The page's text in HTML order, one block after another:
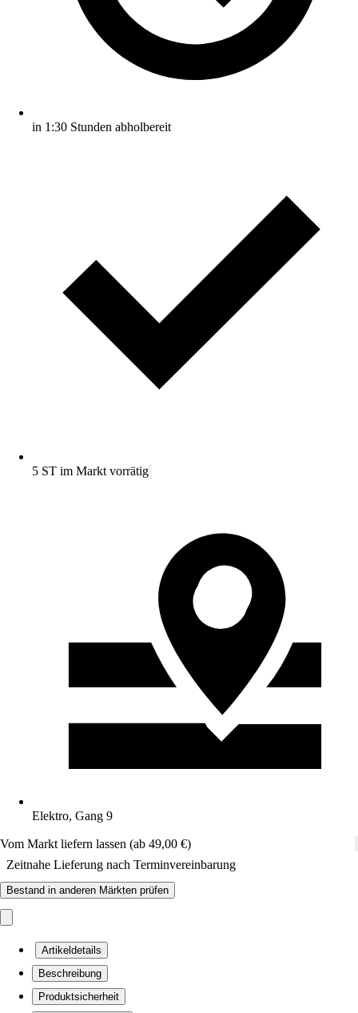
in 1:30 Stunden abholbereit
5 ST im Markt vorrätig
Elektro, Gang 9
Vom Markt liefern lassen (ab 49,00 €)
Zeitnahe Lieferung nach Terminvereinbarung
Bestand in anderen Märkten prüfen
Artikeldetails
Beschreibung
Produktsicherheit